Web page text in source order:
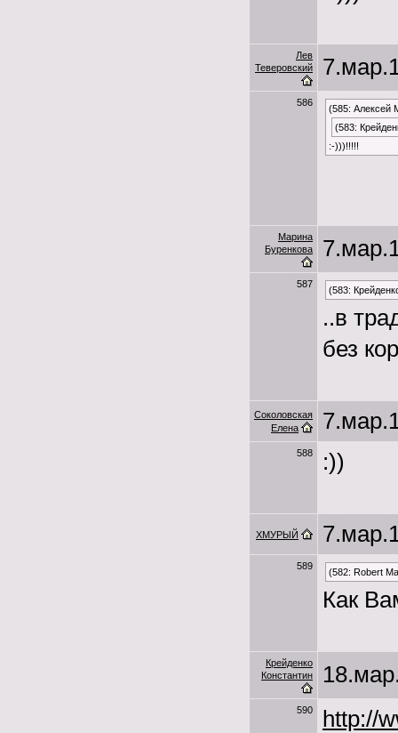
Лев
Теверовский
586
(585: Алексей
(583:
:-)))!!!!!
Марина
Буренкова
587
(583:
..в
без
Соколовская
Елена
588 :))
ХМУРЫЙ
589
(582: Robert
Как
Крейденко
Константин
590
http://